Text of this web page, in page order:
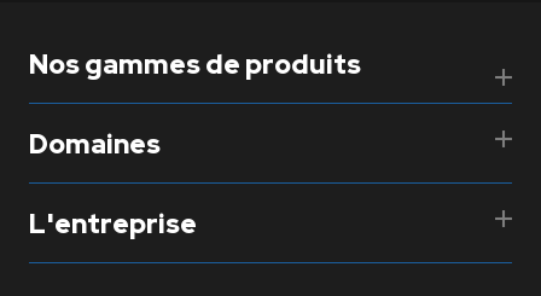
Nos gammes de produits
Domaines
L'entreprise